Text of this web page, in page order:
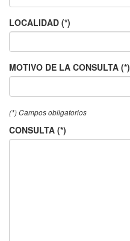
LOCALIDAD (*)
MOTIVO DE LA CONSULTA (*)
(*) Campos obligatorios
CONSULTA (*)